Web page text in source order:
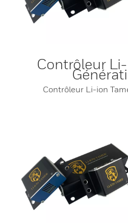
Contrôleur
Contrôleur Li-ion